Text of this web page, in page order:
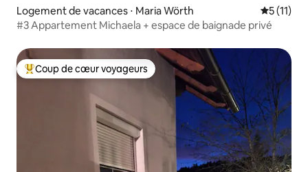
Logement de vacances ⋅ Maria Wörth
5 (11)
#3 Appartement Michaela + espace de baignade privé
Coups de cœur voyageurs les plus appréciés
Coup de cœur voyageurs